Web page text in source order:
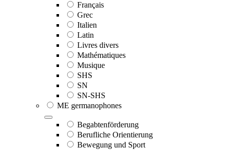
Français
Grec
Italien
Latin
Livres divers
Mathématiques
Musique
SHS
SN
SN-SHS
ME germanophones
Begabtenförderung
Berufliche Orientierung
Bewegung und Sport